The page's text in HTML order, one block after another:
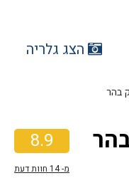
הצג גלריה
בהר
8.9
מ-14 חוות דעת